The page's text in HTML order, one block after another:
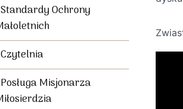
Standardy Ochrony
Czytelnia
Posługa Misjonarza